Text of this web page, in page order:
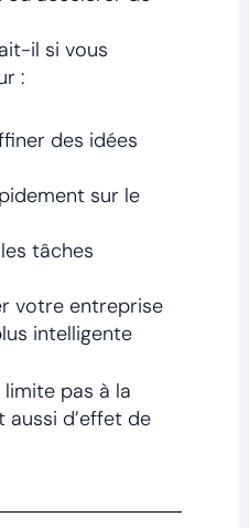
il si vous
:
des idées
sur le
tâches
votre entreprise
intelligente
pas à la
aussi d’effet de